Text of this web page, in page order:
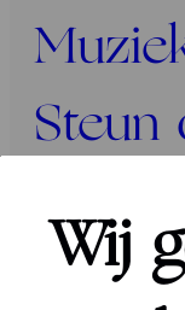
Wij
Steun
Over